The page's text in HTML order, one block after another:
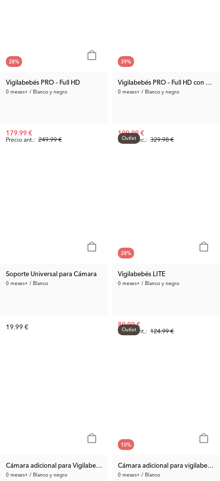
28%
Vigilabebés PRO – Full HD
0 meses+ / Blanco y negro
Precio ant.: 249.99 €
179.99 €
39%
Vigilabebés PRO – Full HD con dos
0 meses+ / Blanco y negro
Precio rec.: 329.98 €
199.99 €
Soporte Universal para Cámara
0 meses+ / Blanco
19.99 €
Outlet
28%
Vigilabebés LITE
0 meses+ / Blanco y negro
Precio ant.: 124.99 €
89.99 €
Cámara adicional para Vigilabebés PRO – Full HD
0 meses+ / Blanco y negro
Outlet
10%
Cámara adicional para vigilabebés
0 meses+ / Blanco